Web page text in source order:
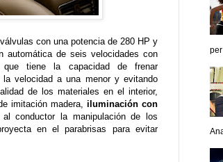
con una potencia de 280 HP y
automática de seis velocidades con
tiene la capacidad de frenar
la velocidad a una menor y evitando
de los materiales en el interior,
imitación madera,iluminación con
conductor la manipulación de los
en el parabrisas para evitar